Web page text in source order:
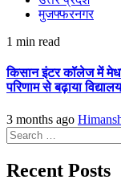
मुजफ्फरनगर
1 min read
किसान इंटर कॉलेज में
परिणाम से बढ़ाया
3 months ago
Search
for:
Recent Posts